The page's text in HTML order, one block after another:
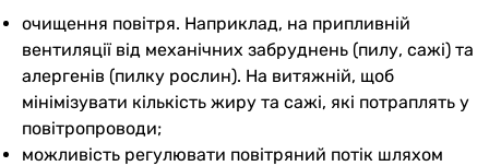
очищення повітря. Наприклад, на припливній
вентиляції від механічних забруднень (пилу, сажі) та
алергенів (пилку рослин). На витяжній, щоб
мінімізувати кількість жиру та сажі, які потраплять у
повітропроводи;
можливість регулювати повітряний потік шляхом